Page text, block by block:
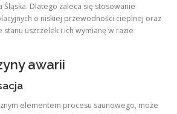
Dlatego zaleca się stosowanie
o niskiej przewodności cieplnej oraz
uszczelek i ich wymianę w razie
awarii
elementem procesu saunowego, może